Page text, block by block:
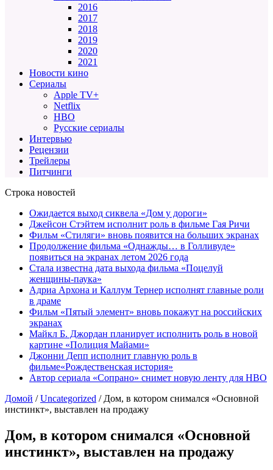
2016
2017
2018
2019
2020
2021
Новости кино
Сериалы
Apple TV+
Netflix
HBO
Русские сериалы
Интервью
Рецензии
Трейлеры
Питчинги
Строка новостей
Ожидается выход сиквела «Дом у дороги»
Джейсон Стэйтем исполнит роль в фильме Гая Ричи
Фильм «Стиляги» вновь появится на больших экранах
Продолжение фильма «Однажды… в Голливуде»
появиться на экранах летом 2026 года
Стала известна дата выхода фильма «Поцелуй
женщины-паука»
Адриа Архона и Каллум Тернер исполнят главные роли
в драме
Фильм «Пятый элемент» вновь покажут на российских
экранах
Майкл Б. Джордан планирует исполнить роль в новой
картине «Полиция Майами»
Джонни Депп исполнит главную роль в
фильме«Рождественская история»
Автор сериала «Сопрано» снимет новую ленту для HBO
Домой / Uncategorized / Дом, в котором снимался «Основной
инстинкт», выставлен на продажу
Дом, в котором снимался «Основной
инстинкт», выставлен на продажу